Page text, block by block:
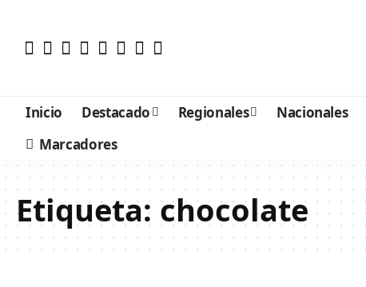
Inicio Destacado Regionales Nacionales
Marcadores
Etiqueta: chocolate